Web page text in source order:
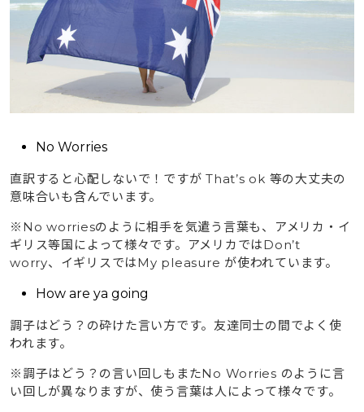
No Worries
直訳すると心配しないで！ですが That’s ok 等の大丈夫の
意味合いも含んでいます。
※No worriesのように相手を気遣う言葉も、アメリカ・イ
ギリス等国によって様々です。アメリカではDon’t
worry、イギリスではMy pleasure が使われています。
How are ya going
調子はどう？の砕けた言い方です。友達同士の間でよく使
われます。
※調子はどう？の言い回しもまたNo Worries のように言
い回しが異なりますが、使う言葉は人によって様々です。